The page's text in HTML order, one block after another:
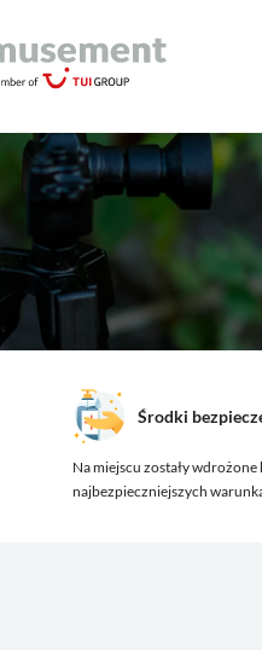
Środki
Na miejscu zostały
najbezpieczniejszych